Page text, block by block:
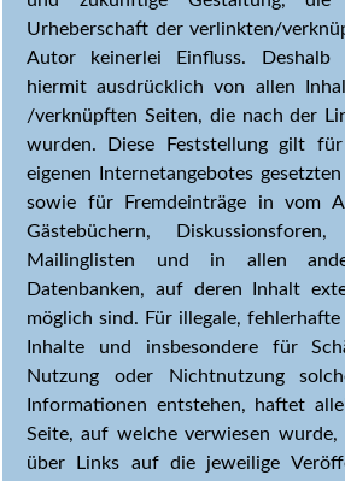
Urheberschaft der verlinkten/
Autor keinerlei Einfluss.
hiermit ausdrücklich von allen
/verknüpften Seiten, die nach der
wurden. Diese Feststellung gilt
eigenen Internetangebotes
sowie für Fremdeinträge in vom
Gästebüchern, Diskussionsforen,
Mailinglisten und in allen
Datenbanken, auf deren Inhalt
möglich sind. Für illegale,
Inhalte und insbesondere für
Nutzung oder Nichtnutzung
Informationen entstehen, haftet
Seite, auf welche verwiesen
über Links auf die jeweilige